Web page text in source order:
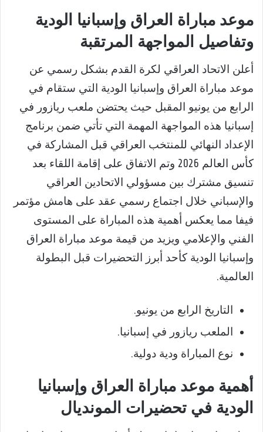
موعد مباراة العراق وإسبانيا الودية
وتفاصيل المواجهة المرتقبة
أعلن الاتحاد العراقي لكرة القدم بشكل رسمي عن
موعد مباراة العراق وإسبانيا الودية التي ستقام في
الرابع من يونيو المقبل حيث يحتضن ملعب ريازور في
إسبانيا هذه المواجهة المهمة التي تأتي ضمن برنامج
الإعداد النهائي للمنتخب العراقي قبل المشاركة في
كأس العالم 2026 وتم الاتفاق على إقامة اللقاء بعد
تنسيق مشترك بين مسؤولي الاتحادين العراقي
والإسباني خلال اجتماع رسمي عقد على هامش مؤتمر
فيفا مما يعكس أهمية هذه المباراة على المستوى
الفني والإعلامي ويزيد من قيمة موعد مباراة العراق
وإسبانيا الودية كأحد أبرز التحضيرات قبل البطولة
العالمية.
التاريخ الرابع من يونيو.
الملعب ريازور في إسبانيا.
نوع المباراة ودية دولية.
أهمية موعد مباراة العراق وإسبانيا
الودية في تحضيرات المونديال